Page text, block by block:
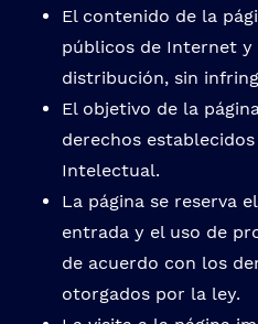
El contenido de la
públicos de Internet y
distribución, sin
El objetivo de la
derechos
Intelectual.
La página se reserva
entrada y el uso de
de acuerdo con los
otorgados por la ley.